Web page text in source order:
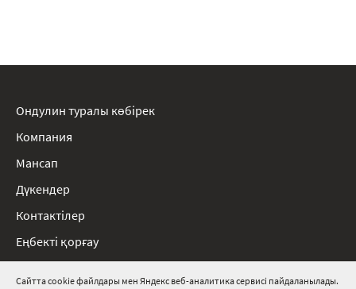
Сайтта cookie файлдары мен Яндекс веб-аналитика сервисі пайдаланылады.
Ондулин туралы көбірек
Компания
Мансап
Дүкендер
Контактілер
Еңбекті қорғау